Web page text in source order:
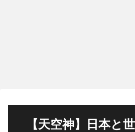
【天空神】日本と